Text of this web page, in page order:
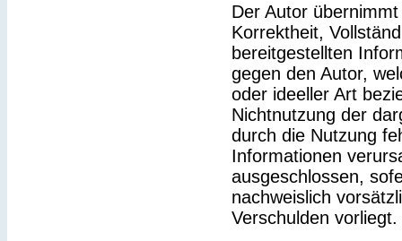
Der Autor
Korrektheit,
bereitgestellten
gegen den Autor,
oder ideeller Art
Nichtnutzung der
durch die Nutzung
Informationen
ausgeschlossen,
nachweislich
Verschulden vorliegt.